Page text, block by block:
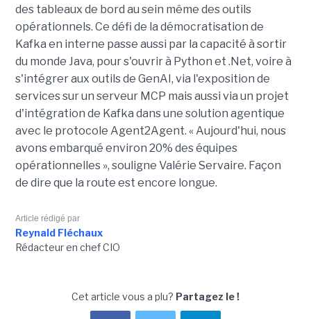
des tableaux de bord au sein même des outils
opérationnels. Ce défi de la démocratisation de
Kafka en interne passe aussi par la capacité à sortir
du monde Java, pour s'ouvrir à Python et .Net, voire à
s'intégrer aux outils de GenAI, via l'exposition de
services sur un serveur MCP mais aussi via un projet
d'intégration de Kafka dans une solution agentique
avec le protocole Agent2Agent. « Aujourd'hui, nous
avons embarqué environ 20% des équipes
opérationnelles », souligne Valérie Servaire. Façon
de dire que la route est encore longue.
Article rédigé par
Reynald Fléchaux
Rédacteur en chef CIO
Cet article vous a plu? Partagez le !